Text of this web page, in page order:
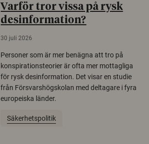
Varför tror vissa på rysk
desinformation?
30 juli 2026
Personer som är mer benägna att tro på
konspirationsteorier är ofta mer mottagliga
för rysk desinformation. Det visar en studie
från Försvarshögskolan med deltagare i fyra
europeiska länder.
Säkerhetspolitik